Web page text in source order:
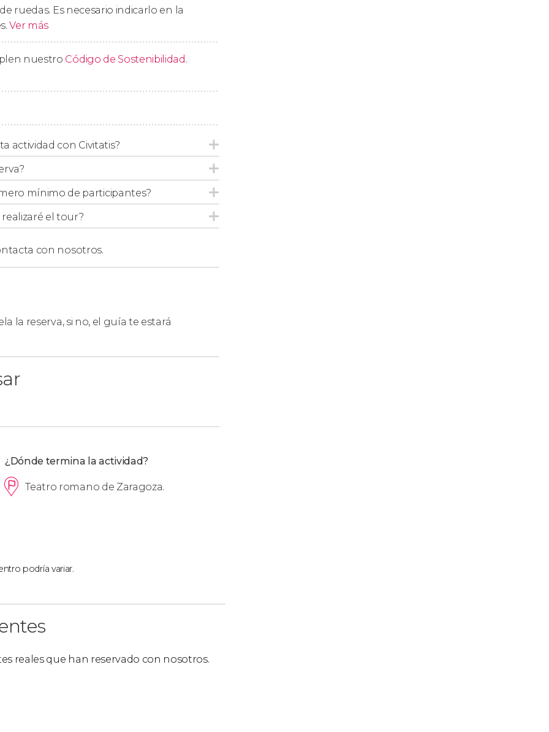
y laCatedral del Salvador. En sus muros
mudéjar, declarada
veremos?
museo o monumento
de 6 personas , aunque se hagan en
os recomendamos reservar el
ruedas. Es necesario indicarlo en la
Ver más
nuestro Código de Sostenibilidad .
actividad con Civitatis?
mínimo de participantes?
el tour?
con nosotros.
la reserva, si no, el guía te estará
¿Dónde termina la actividad?
Teatro romano de Zaragoza.
podría variar.
reales que han reservado con nosotros.